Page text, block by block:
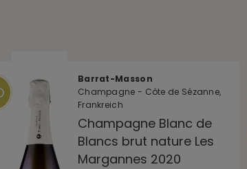
Barrat-Masson
Champagne - Côte de Sézanne,
Frankreich
Champagne Blanc de
Blancs brut nature Les
Margannes 2020